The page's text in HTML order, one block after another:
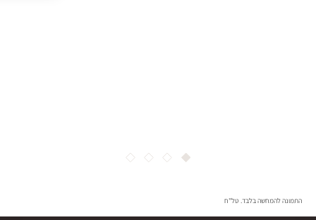
1
2
3
4
התמונה להמחשה בלבד. טל"ח